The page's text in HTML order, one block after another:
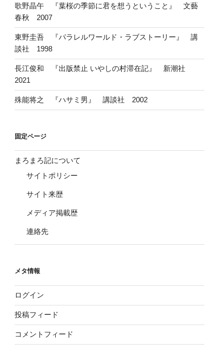
歌野晶午 『葉桜の季節に君を想うということ』 文藝
春秋 2007
東野圭吾 『パラレルワールド・ラブストーリー』 講
談社 1998
長江俊和 『出版禁止 いやしの村滞在記』 新潮社
2021
殊能将之 『ハサミ男』 講談社 2002
固定ページ
まろまろ記について
サイトポリシー
サイト来歴
メディア掲載歴
連絡先
メタ情報
ログイン
投稿フィード
コメントフィード